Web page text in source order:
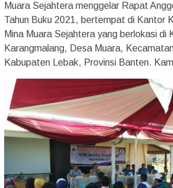
Muara Sejahtera menggelar Rapat
Tahun Buku 2021, bertempat di Kantor
Mina Muara Sejahtera yang berlokasi di
Karangmalang, Desa Muara,
Kabupaten Lebak, Provinsi Banten.